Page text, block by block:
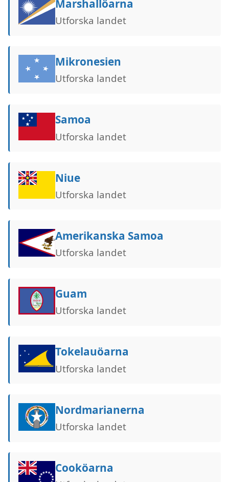
Marshallöarna
Utforska landet
Mikronesien
Utforska landet
Samoa
Utforska landet
Niue
Utforska landet
Amerikanska Samoa
Utforska landet
Guam
Utforska landet
Tokelauöarna
Utforska landet
Nordmarianerna
Utforska landet
Cooköarna